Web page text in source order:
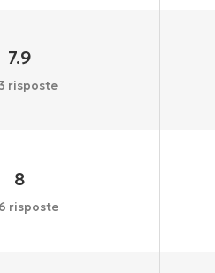
7.9
risposte
8
risposte